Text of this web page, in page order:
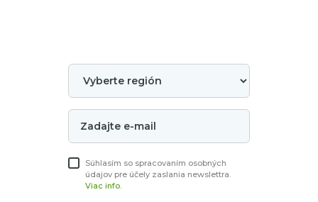
Súhlasím so spracovaním osobných
údajov pre účely zaslania newslettra.
Viac info.